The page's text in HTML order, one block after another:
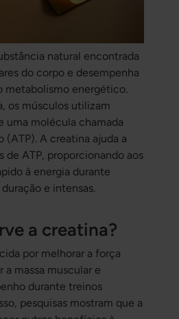
natural encontrada
do corpo e desempenha
metabolismo energético.
os músculos utilizam
uma molécula chamada
(ATP). A creatina ajuda a
de ATP, proporcionando aos
à energia durante
e intensas.
a creatina?
por melhorar a força
a massa muscular e
durante treinos
pesquisas mostram que a